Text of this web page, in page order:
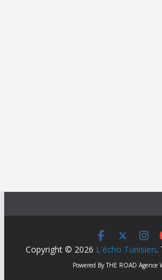
Copyright © 2026 L'écho Tunisien.
Powered ByTHE ROAD Agence